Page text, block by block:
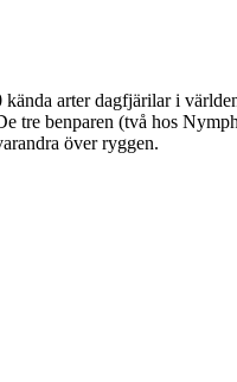
kända arter dagfjärilar i
tre benparen (två hos
över ryggen.